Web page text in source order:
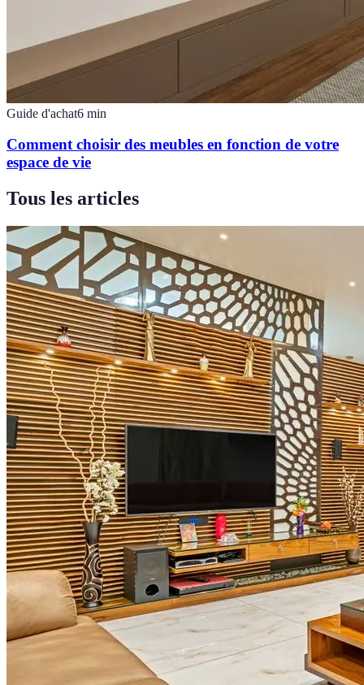
Guide d'achat6 min
Comment choisir des meubles en fonction de votre
espace de vie
Tous les articles